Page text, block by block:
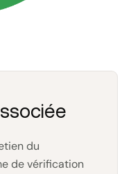
du
de vérification